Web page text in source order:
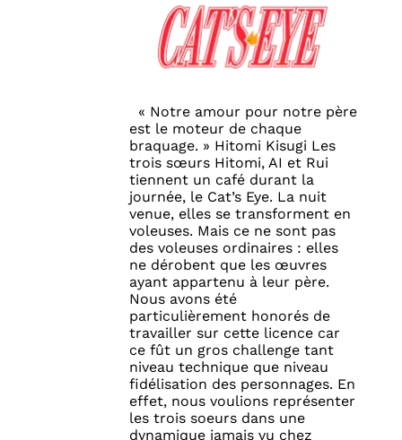
« Notre amour pour notre père
est le moteur de chaque
braquage. » Hitomi Kisugi Les
trois sœurs Hitomi, AI et Rui
tiennent un café durant la
journée, le Cat’s Eye. La nuit
venue, elles se transforment en
voleuses. Mais ce ne sont pas
des voleuses ordinaires : elles
ne dérobent que les œuvres
ayant appartenu à leur père.
Nous avons été
particulièrement honorés de
travailler sur cette licence car
ce fût un gros challenge tant
niveau technique que niveau
fidélisation des personnages. En
effet, nous voulions représenter
les trois soeurs dans une
dynamique jamais vu chez